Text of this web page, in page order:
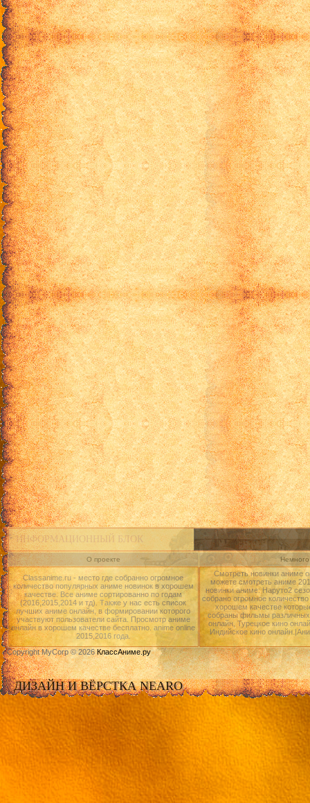
ИНФОРМАЦИОННЫЙ БЛОК
О проекте
Classanime.ru - место где собранно огромное
количество популярных аниме новинок в хорошем
качестве. Все аниме сортированно по годам
(2016,2015,2014 и тд). Также у нас есть список
лучших аниме онлайн, в формировании которого
участвуют пользователи сайта. Просмотр аниме
онлайн в хорошем качестве бесплатно. anime online
2015,2016 года.
Смотреть новинки аниме
можете смотреть аниме
новинки аниме: Наруто2
собрано огромное
хорошем качестве
собраны фильмы различных
онлайн, Турецкое кино
Индийское кино
Copyright MyCorp © 2026КлассАниме.ру
ДИЗАЙН И ВЁРСТКА NEARO